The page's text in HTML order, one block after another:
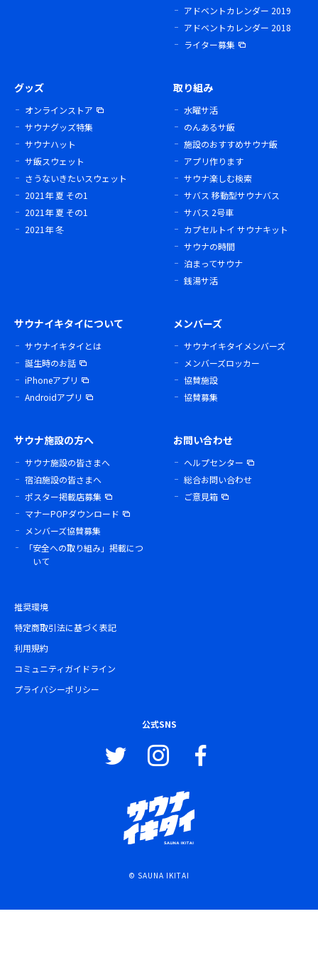
アドベントカレンダー 2019
アドベントカレンダー 2018
ライター募集
グッズ
オンラインストア
サウナグッズ特集
サウナハット
サ飯スウェット
さうないきたいスウェット
2021年 夏 その1
2021年 夏 その1
2021年 冬
取り組み
水曜サ活
のんあるサ飯
施設のおすすめサウナ飯
アプリ作ります
サウナ楽しむ検索
サバス 移動型サウナバス
サバス 2号車
カプセルトイ サウナキット
サウナの時間
泊まってサウナ
銭湯サ活
サウナイキタイについて
サウナイキタイとは
誕生時のお話
iPhoneアプリ
Androidアプリ
メンバーズ
サウナイキタイメンバーズ
メンバーズロッカー
協賛施設
協賛募集
サウナ施設の方へ
サウナ施設の皆さまへ
宿泊施設の皆さまへ
ポスター掲載店募集
マナーPOPダウンロード
メンバーズ協賛募集
「安全への取り組み」掲載につ
いて
お問い合わせ
ヘルプセンター
総合お問い合わせ
ご意見箱
推奨環境
特定商取引法に基づく表記
利用規約
コミュニティガイドライン
プライバシーポリシー
公式SNS
© SAUNA IKITAI